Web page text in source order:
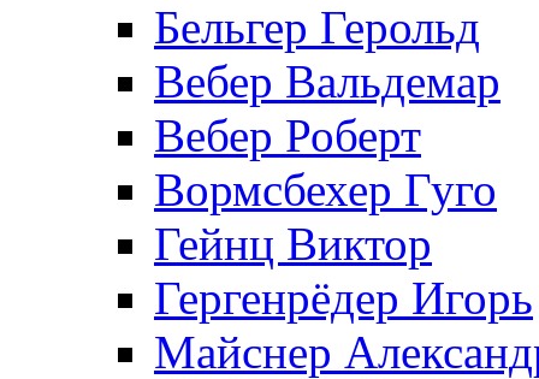
Бельгер Герольд
Вебер Вальдемар
Вебер Роберт
Вормсбехер Гуго
Гейнц Виктор
Гергенрёдер Игорь
Майснер